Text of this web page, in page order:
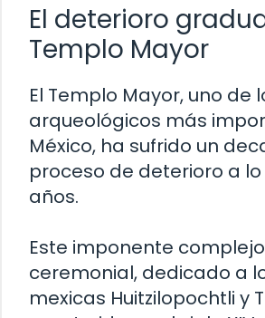
El deterioro
Templo Mayor
El Templo Mayor, uno de
arqueológicos más
México, ha sufrido un
proceso de deterioro a
años.
Este imponente complejo
ceremonial, dedicado a
mexicas Huitzilopochtli y